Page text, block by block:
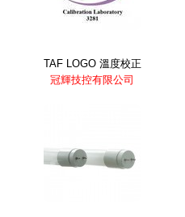
TAF LOGO 溫度校正
冠輝技控有限公司